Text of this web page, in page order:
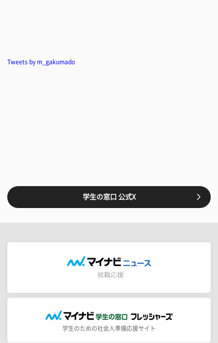
Tweets by m_gakumado
学生の窓口 公式X
学生のための社会人準備応援サイト